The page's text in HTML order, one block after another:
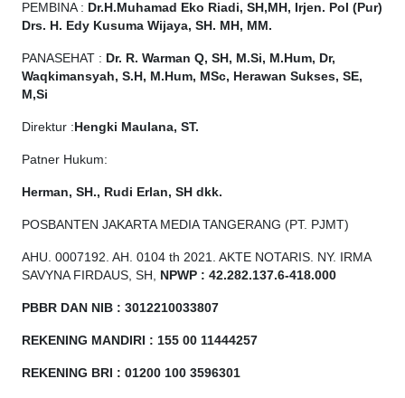
PEMBINA : Dr.H.Muhamad Eko Riadi, SH,MH, Irjen. Pol (Pur)
Drs. H. Edy Kusuma Wijaya, SH. MH, MM.
PANASEHAT : Dr. R. Warman Q, SH, M.Si, M.Hum, Dr,
Waqkimansyah, S.H, M.Hum, MSc, Herawan Sukses, SE,
M,Si
Direktur : Hengki Maulana, ST.
Patner Hukum:
Herman, SH., Rudi Erlan, SH dkk.
POSBANTEN JAKARTA MEDIA TANGERANG (PT. PJMT)
AHU. 0007192. AH. 0104 th 2021. AKTE NOTARIS. NY. IRMA
SAVYNA FIRDAUS, SH, NPW P : 42.282.137.6-418.000
PBBR DAN NIB : 3012210033807
REKENING MANDIRI : 155 00 11444257
REKENING BRI : 01200 100 3596301